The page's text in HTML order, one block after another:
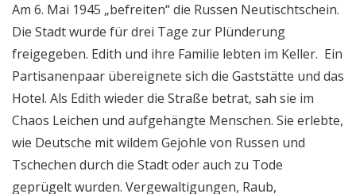
Am 6. Mai 1945 „befreiten“ die Russen Neutischtschein.
Die Stadt wurde für drei Tage zur Plünderung
freigegeben. Edith und ihre Familie lebten im Keller. Ein
Partisanenpaar übereignete sich die Gaststätte und das
Hotel. Als Edith wieder die Straße betrat, sah sie im
Chaos Leichen und aufgehängte Menschen. Sie erlebte,
wie Deutsche mit wildem Gejohle von Russen und
Tschechen durch die Stadt oder auch zu Tode
geprügelt wurden. Vergewaltigungen, Raub,